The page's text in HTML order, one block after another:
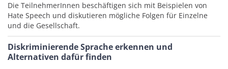
Die TeilnehmerInnen beschäftigen sich mit Beispielen von
Hate Speech und diskutieren mögliche Folgen für Einzelne
und die Gesellschaft.
Diskriminierende Sprache erkennen und
Alternativen dafür finden